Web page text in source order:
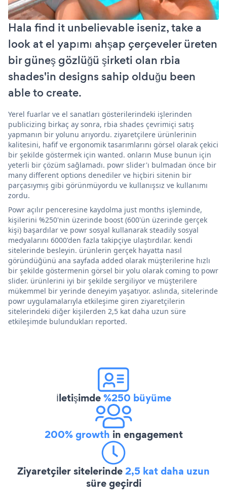
Hala find it unbelievable iseniz, take a
look at el yapımı ahşap çerçeveler üreten
bir güneş gözlüğü şirketi olan rbia
shades'in designs sahip olduğu been
able to create.
Yerel fuarlar ve el sanatları gösterilerindeki işlerinden
publicizing birkaç ay sonra, rbia shades çevrimiçi satış
yapmanın bir yolunu arıyordu. ziyaretçilere ürünlerinin
kalitesini, hafif ve ergonomik tasarımlarını görsel olarak çekici
bir şekilde göstermek için wanted. onların Muse bunun için
yeterli bir çözüm sağlamadı. powr slider'ı bulmadan önce bir
many different options denediler ve hiçbiri sitenin bir
parçasıymış gibi görünmüyordu ve kullanışsız ve kullanımı
zordu.
Powr açılır penceresine kaydolma just months işleminde,
kişilerini %250'nin üzerinde boost (600'ün üzerinde gerçek
kişi) başardılar ve powr sosyal kullanarak steadily sosyal
medyalarını 6000'den fazla takipçiye ulaştırdılar. kendi
sitelerinde besleyin. ürünlerin gerçek hayatta nasıl
göründüğünü ana sayfada added olarak müşterilerine hızlı
bir şekilde göstermenin görsel bir yolu olarak coming to powr
slider. ürünlerini iyi bir şekilde sergiliyor ve müşterilere
mükemmel bir yerinde deneyim yaşatıyor. aslında, sitelerinde
powr uygulamalarıyla etkileşime giren ziyaretçilerin
sitelerindeki diğer kişilerden 2,5 kat daha uzun süre
etkileşimde bulundukları reported.
İletişimde%250 büyüme
200% growth in engagement
Ziyaretçiler sitelerinde2,5 kat daha uzun
süre geçirdi